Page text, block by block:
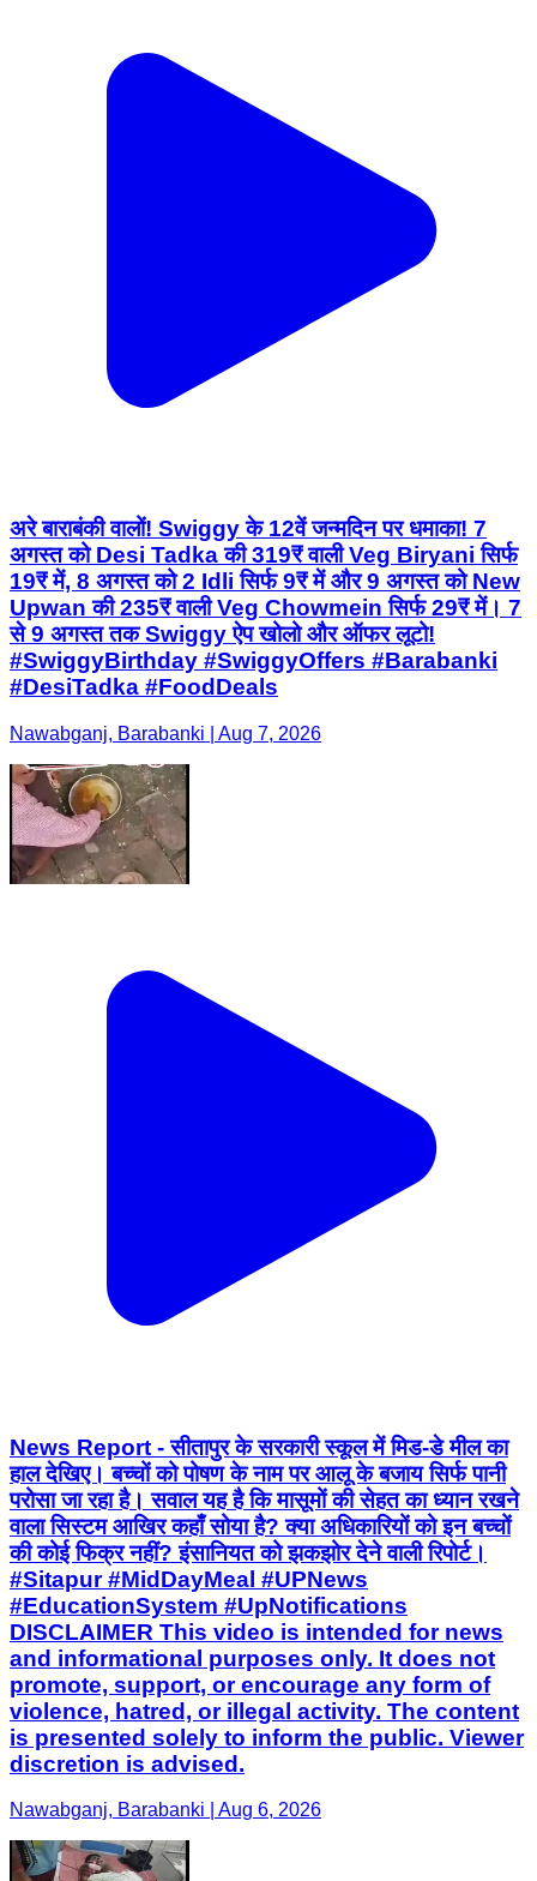
अरे बाराबंकी वालों! Swiggy के 12वें जन्मदिन पर धमाका! 7
अगस्त को Desi Tadka की 319₹ वाली Veg Biryani सिर्फ
19₹ में, 8 अगस्त को 2 Idli सिर्फ 9₹ में और 9 अगस्त को New
Upwan की 235₹ वाली Veg Chowmein सिर्फ 29₹ में। 7
से 9 अगस्त तक Swiggy ऐप खोलो और ऑफर लूटो!
#SwiggyBirthday #SwiggyOffers #Barabanki
#DesiTadka #FoodDeals
Nawabganj, Barabanki | Aug 7, 2026
News Report - सीतापुर के सरकारी स्कूल में मिड-डे मील का
हाल देखिए। बच्चों को पोषण के नाम पर आलू के बजाय सिर्फ पानी
परोसा जा रहा है। सवाल यह है कि मासूमों की सेहत का ध्यान रखने
वाला सिस्टम आखिर कहाँ सोया है? क्या अधिकारियों को इन बच्चों
की कोई फिक्र नहीं? इंसानियत को झकझोर देने वाली रिपोर्ट। ​
#Sitapur #MidDayMeal #UPNews
#EducationSystem #UpNotifications
DISCLAIMER This video is intended for news
and informational purposes only. It does not
promote, support, or encourage any form of
violence, hatred, or illegal activity. The content
is presented solely to inform the public. Viewer
discretion is advised.
Nawabganj, Barabanki | Aug 6, 2026